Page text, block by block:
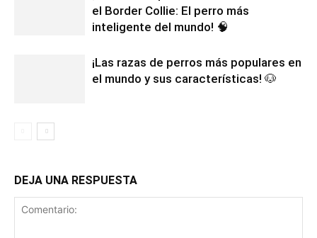
el Border Collie: El perro más
inteligente del mundo! 🧠
¡Las razas de perros más populares en
el mundo y sus características! 🐶
DEJA UNA RESPUESTA